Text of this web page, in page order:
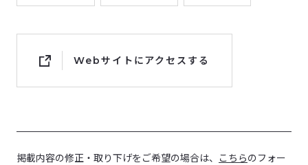
Webサイトにアクセスする
掲載内容の修正・取り下げをご希望の場合は、 こちらのフォー